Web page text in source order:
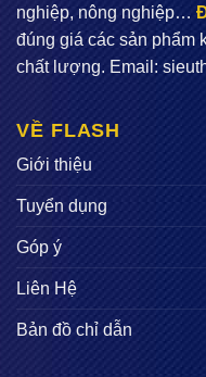
nghiệp, nông nghiệp…
đúng giá các sản phẩm
chất lượng. Email:
VỀ FLASH
Giới thiệu
Tuyển dụng
Góp ý
Liên Hệ
Bản đồ chỉ dẫn